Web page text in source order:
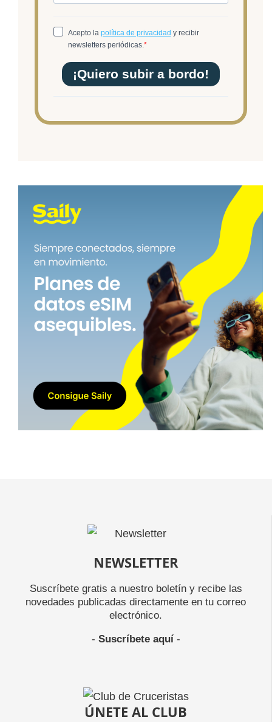
NEWSLETTER
Suscríbete gratis a nuestro boletín y recibe las
novedades publicadas directamente en tu correo
electrónico.
- Suscríbete aquí-
ÚNETE AL CLUB